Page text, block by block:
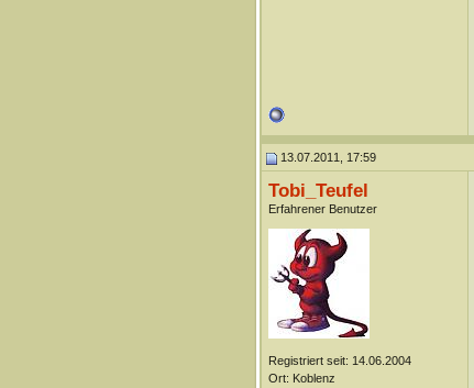
13.07.2011, 17:59
Tobi_Teufel
Erfahrener Benutzer
Registriert seit: 14.06.2004
Ort: Koblenz